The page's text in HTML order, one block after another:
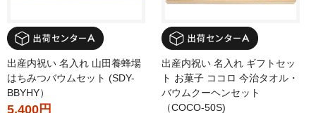
出産内祝い 名入れ 山田養蜂場
はちみつバウムセット (SDY-
BBYHY）
5,400円
出産内祝い 名入れ ギフトセッ
ト お菓子 ココロ 今治タオル・
バウムクーヘンセット
（COCO-50S)